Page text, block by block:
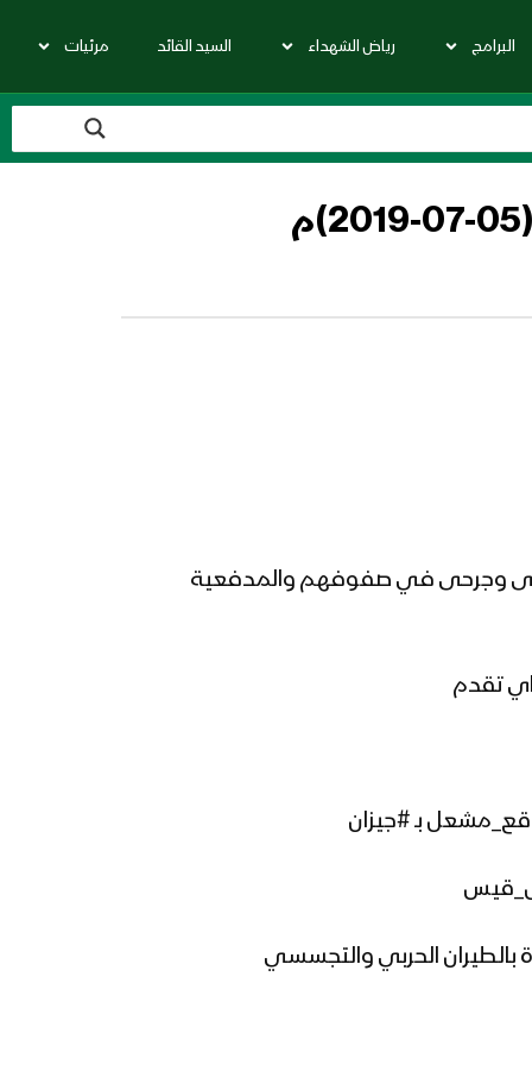
البرامج رياض الشهداء السيد القائد مرئيات
وجرحى في صفوفهم والمدفعية
تقدم
بـ #جيزان
بالطيران الحربي والتجسسي